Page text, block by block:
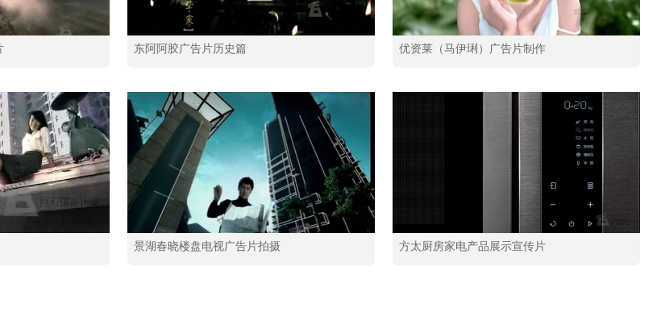
东阿阿胶广告片历史篇 优资莱（马伊琍）广告片制作
景湖春晓楼盘电视广告片拍摄 方太厨房家电产品展示宣传片